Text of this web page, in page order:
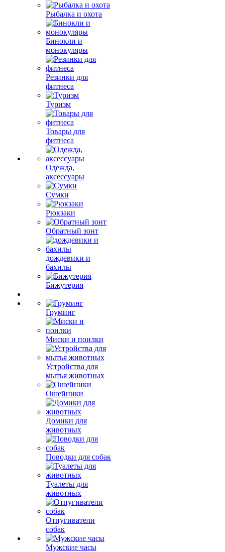
Рыбалка и охота
Бинокли и
монокуляры
Резинки для
фитнеса
Туризм
Товары для
фитнеса
Одежда,
аксессуары
Сумки
Рюкзаки
Обратный зонт
дождевики и
бахилы
Бижутерия
Груминг
Миски и поилки
Устройства для
мытья животных
Ошейники
Домики для
животных
Поводки для собак
Туалеты для
животных
Отпугиватели
собак
Мужские часы